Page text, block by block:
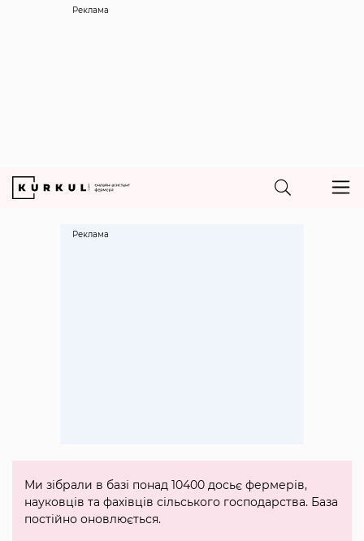
Реклама
Ми зібрали в базі понад 10400 досьє фермерів,
науковців та фахівців сільського господарства. База
постійно оновлюється.
Реклама